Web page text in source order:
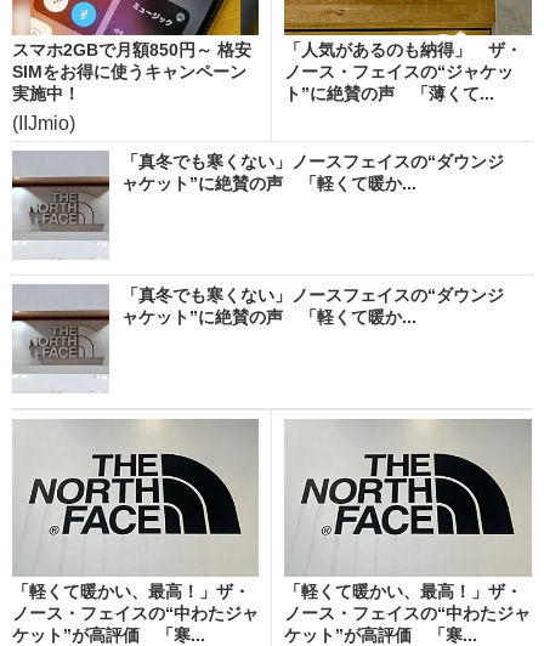
スマホ2GBで月額850円～ 格安
SIMをお得に使うキャンペーン
実施中！
(IIJmio)
「人気があるのも納得」 ザ・
ノース・フェイスの“ジャケッ
ト”に絶賛の声 「薄くて...
「真冬でも寒くない」ノースフェイスの“ダウンジ
ャケット”に絶賛の声 「軽くて暖か...
「真冬でも寒くない」ノースフェイスの“ダウンジ
ャケット”に絶賛の声 「軽くて暖か...
「軽くて暖かい、最高！」ザ・
ノース・フェイスの“中わたジャ
ケット”が高評価 「寒...
「軽くて暖かい、最高！」ザ・
ノース・フェイスの“中わたジャ
ケット”が高評価 「寒...